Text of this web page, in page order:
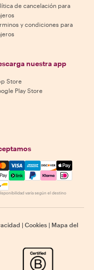
de cancelación para
y condiciones para
nuestra app
Store
Play Store
Visa, Amex,
varía según el destino
| Cookies | Mapa del